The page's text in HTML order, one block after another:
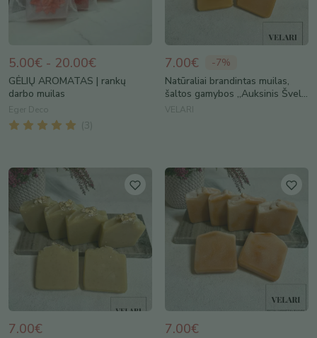
5.00€ - 20.00€
GĖLIŲ AROMATAS | rankų
darbo muilas
Eger Deco
( 3
7.00€ -7%
Natūraliai brandintas muilas,
šaltos gamybos ,,Auksinis Švel...
VELARI
7.00€ 7.00€